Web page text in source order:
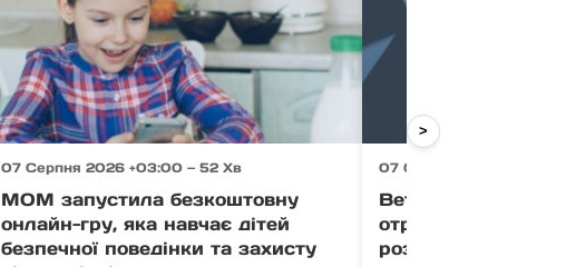
07 Серпня 2026 +03:00 — 52 Хв
МОМ запустила безкоштовну
онлайн-гру, яка навчає дітей
безпечної поведінки та захисту
07 Серпня 2026 +03:00
Ветерани
отримати до 1 млн
розвиток бізнесу
>